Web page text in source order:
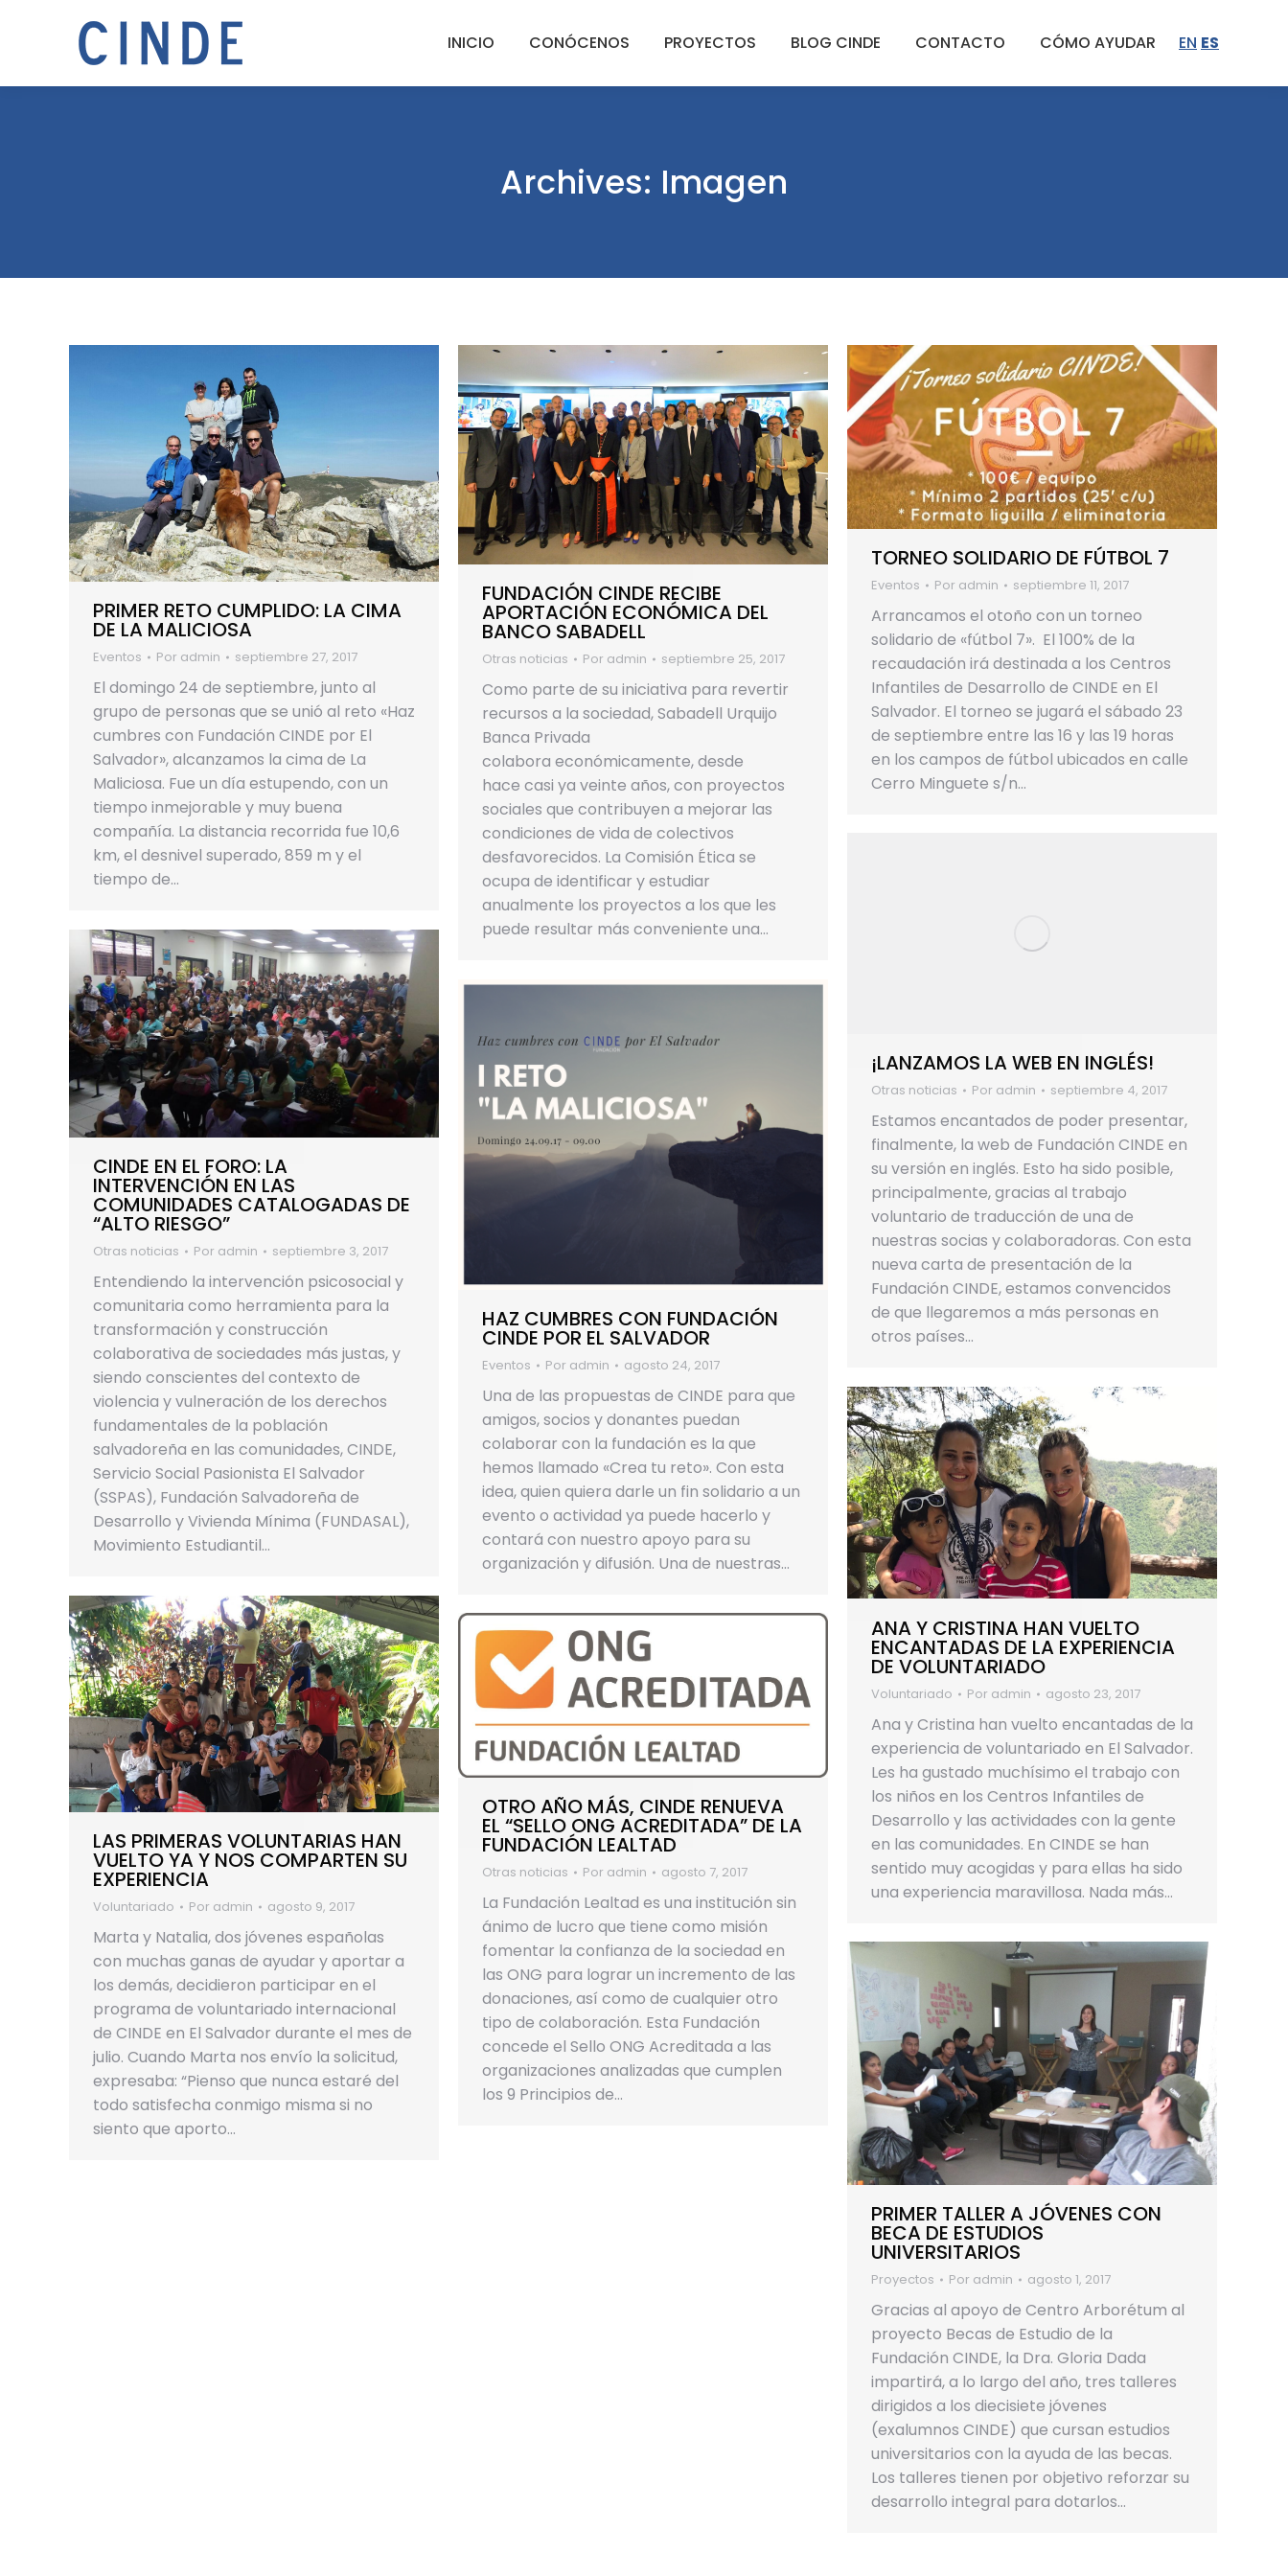
INICIO CONÓCENOS PROYECTOS BLOG CINDE CONTACTO CÓMO AYUDAR EN ES
Archives: Imagen
PRIMER RETO CUMPLIDO: LA CIMA
DE LA MALICIOSA
Eventos Por admin septiembre 27, 2017
El domingo 24 de septiembre, junto al
grupo de personas que se unió al reto «Haz
cumbres con Fundación CINDE por El
Salvador», alcanzamos la cima de La
Maliciosa. Fue un día estupendo, con un
tiempo inmejorable y muy buena
compañía. La distancia recorrida fue 10,6
km, el desnivel superado, 859 m y el
tiempo de…
FUNDACIÓN CINDE RECIBE
APORTACIÓN ECONÓMICA DEL
BANCO SABADELL
Otras noticias Por admin septiembre 25, 2017
Como parte de su iniciativa para revertir
recursos a la sociedad, Sabadell Urquijo
Banca Privada
colabora económicamente, desde
hace casi ya veinte años, con proyectos
sociales que contribuyen a mejorar las
condiciones de vida de colectivos
desfavorecidos. La Comisión Ética se
ocupa de identificar y estudiar
anualmente los proyectos a los que les
puede resultar más conveniente una…
TORNEO SOLIDARIO DE FÚTBOL 7
Eventos Por admin septiembre 11, 2017
Arrancamos el otoño con un torneo
solidario de «fútbol 7». El 100% de la
recaudación irá destinada a los Centros
Infantiles de Desarrollo de CINDE en El
Salvador. El torneo se jugará el sábado 23
de septiembre entre las 16 y las 19 horas
en los campos de fútbol ubicados en calle
Cerro Minguete s/n…
¡LANZAMOS LA WEB EN INGLÉS!
Otras noticias Por admin septiembre 4, 2017
Estamos encantados de poder presentar,
finalmente, la web de Fundación CINDE en
su versión en inglés. Esto ha sido posible,
principalmente, gracias al trabajo
voluntario de traducción de una de
nuestras socias y colaboradoras. Con esta
nueva carta de presentación de la
Fundación CINDE, estamos convencidos
de que llegaremos a más personas en
otros países…
CINDE EN EL FORO: LA
INTERVENCIÓN EN LAS
COMUNIDADES CATALOGADAS DE
“ALTO RIESGO”
Otras noticias Por admin septiembre 3, 2017
Entendiendo la intervención psicosocial y
comunitaria como herramienta para la
transformación y construcción
colaborativa de sociedades más justas, y
siendo conscientes del contexto de
violencia y vulneración de los derechos
fundamentales de la población
salvadoreña en las comunidades, CINDE,
Servicio Social Pasionista El Salvador
(SSPAS), Fundación Salvadoreña de
Desarrollo y Vivienda Mínima (FUNDASAL),
Movimiento Estudiantil…
HAZ CUMBRES CON FUNDACIÓN
CINDE POR EL SALVADOR
Eventos Por admin agosto 24, 2017
Una de las propuestas de CINDE para que
amigos, socios y donantes puedan
colaborar con la fundación es la que
hemos llamado «Crea tu reto». Con esta
idea, quien quiera darle un fin solidario a un
evento o actividad ya puede hacerlo y
contará con nuestro apoyo para su
organización y difusión. Una de nuestras…
ANA Y CRISTINA HAN VUELTO
ENCANTADAS DE LA EXPERIENCIA
DE VOLUNTARIADO
Voluntariado Por admin agosto 23, 2017
Ana y Cristina han vuelto encantadas de la
experiencia de voluntariado en El Salvador.
Les ha gustado muchísimo el trabajo con
los niños en los Centros Infantiles de
Desarrollo y las actividades con la gente
en las comunidades. En CINDE se han
sentido muy acogidas y para ellas ha sido
una experiencia maravillosa. Nada más…
LAS PRIMERAS VOLUNTARIAS HAN
VUELTO YA Y NOS COMPARTEN SU
EXPERIENCIA
Voluntariado Por admin agosto 9, 2017
Marta y Natalia, dos jóvenes españolas
con muchas ganas de ayudar y aportar a
los demás, decidieron participar en el
programa de voluntariado internacional
de CINDE en El Salvador durante el mes de
julio. Cuando Marta nos envío la solicitud,
expresaba: “Pienso que nunca estaré del
todo satisfecha conmigo misma si no
siento que aporto…
OTRO AÑO MÁS, CINDE RENUEVA
EL “SELLO ONG ACREDITADA” DE LA
FUNDACIÓN LEALTAD
Otras noticias Por admin agosto 7, 2017
La Fundación Lealtad es una institución sin
ánimo de lucro que tiene como misión
fomentar la confianza de la sociedad en
las ONG para lograr un incremento de las
donaciones, así como de cualquier otro
tipo de colaboración. Esta Fundación
concede el Sello ONG Acreditada a las
organizaciones analizadas que cumplen
los 9 Principios de…
PRIMER TALLER A JÓVENES CON
BECA DE ESTUDIOS
UNIVERSITARIOS
Proyectos Por admin agosto 1, 2017
Gracias al apoyo de Centro Arborétum al
proyecto Becas de Estudio de la
Fundación CINDE, la Dra. Gloria Dada
impartirá, a lo largo del año, tres talleres
dirigidos a los diecisiete jóvenes
(exalumnos CINDE) que cursan estudios
universitarios con la ayuda de las becas.
Los talleres tienen por objetivo reforzar su
desarrollo integral para dotarlos…